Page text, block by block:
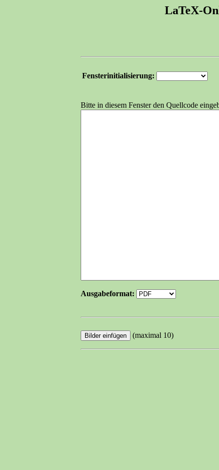
LaTeX-
Fensterinitialisierung:
Bitte in diesem Fenster den Quellcode
Ausgabeformat:
(maximal 10)